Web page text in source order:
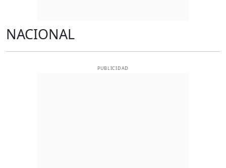
NACIONAL
PUBLICIDAD